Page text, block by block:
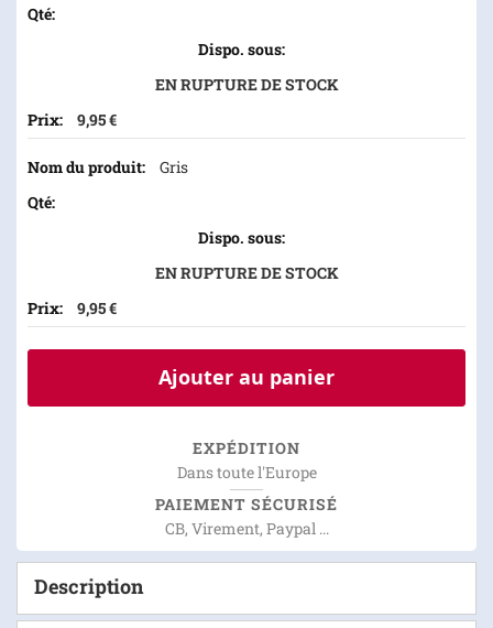
produit
EN RUPTURE DE STOCK
9,95 €
Gris
EN RUPTURE DE STOCK
9,95 €
Ajouter au panier
EXPÉDITION
Dans toute l'Europe
PAIEMENT SÉCURISÉ
CB, Virement, Paypal ...
Description